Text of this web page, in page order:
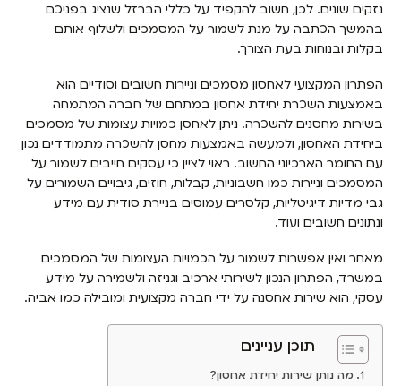
נזקים שונים. לכן, חשוב להקפיד על כללי הברזל שנציג בפניכם
בהמשך הכתבה על מנת לשמור על המסמכים ולשלוף אותם
בקלות ובנוחות בעת הצורך.
הפתרון המקצועי לאחסון מסמכים וניירות חשובים וסודיים הוא
באמצעות השכרת יחידת אחסון במתחם של חברה המתמחה
בשירות מחסנים להשכרה. ניתן לאחסן כמויות עצומות של מסמכים
ביחידת האחסון, ולמעשה באמצעות מחסן להשכרה מתמודדים נכון
עם החומר הארכיוני החשוב. ראוי לציין כי עסקים חייבים לשמור על
המסמכים וניירות כמו חשבוניות, קבלות, חוזים, גיבויים השמורים על
גבי מדיות דיגיטליות, קלסרים עמוסים בניירת סודית עם מידע
ונתונים חשובים ועוד.
מאחר ואין אפשרות לשמור על הכמויות העצומות של המסמכים
במשרד, הפתרון הנכון לשירותי ארכיב וגניזה ולשמירה על מידע
עסקי, הוא שירות אחסנה על ידי חברה מקצועית ומובילה כמו אביה.
תוכן עניינים
מה נותן שירות יחידת אחסון?